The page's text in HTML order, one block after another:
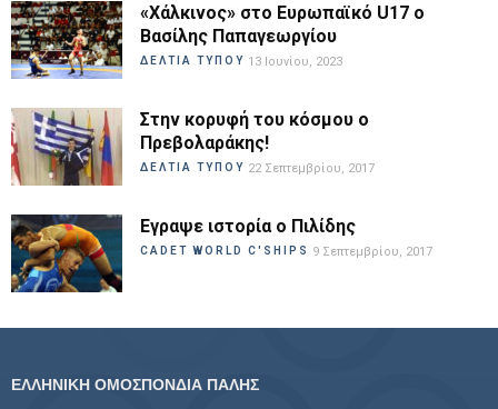
«Χάλκινος» στο Ευρωπαϊκό U17 ο
Βασίλης Παπαγεωργίου
ΔΕΛΤΙΑ ΤΥΠΟΥ 13 Ιουνίου, 2023
Στην κορυφή του κόσμου ο
Πρεβολαράκης!
ΔΕΛΤΙΑ ΤΥΠΟΥ 22 Σεπτεμβρίου, 2017
Εγραψε ιστορία ο Πιλίδης
CADET WORLD C'SHIPS 9 Σεπτεμβρίου, 2017
ΕΛΛΗΝΙΚΗ ΟΜΟΣΠΟΝΔΙΑ ΠΑΛΗΣ